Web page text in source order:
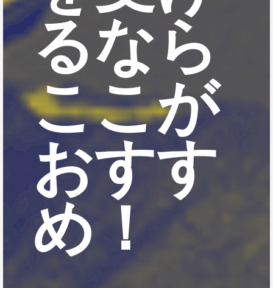
るなら
ここが
おすす
め！